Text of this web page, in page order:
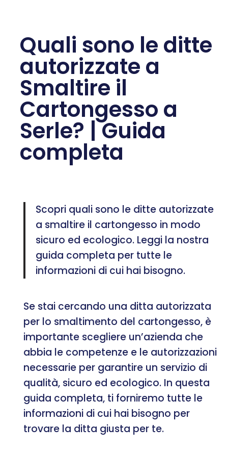
Quali sono le ditte
autorizzate a
Smaltire il
Cartongesso a
Serle? | Guida
completa
Scopri quali sono le ditte autorizzate
a smaltire il cartongesso in modo
sicuro ed ecologico. Leggi la nostra
guida completa per tutte le
informazioni di cui hai bisogno.
Se stai cercando una ditta autorizzata
per lo smaltimento del cartongesso, è
importante scegliere un’azienda che
abbia le competenze e le autorizzazioni
necessarie per garantire un servizio di
qualità, sicuro ed ecologico. In questa
guida completa, ti forniremo tutte le
informazioni di cui hai bisogno per
trovare la ditta giusta per te.